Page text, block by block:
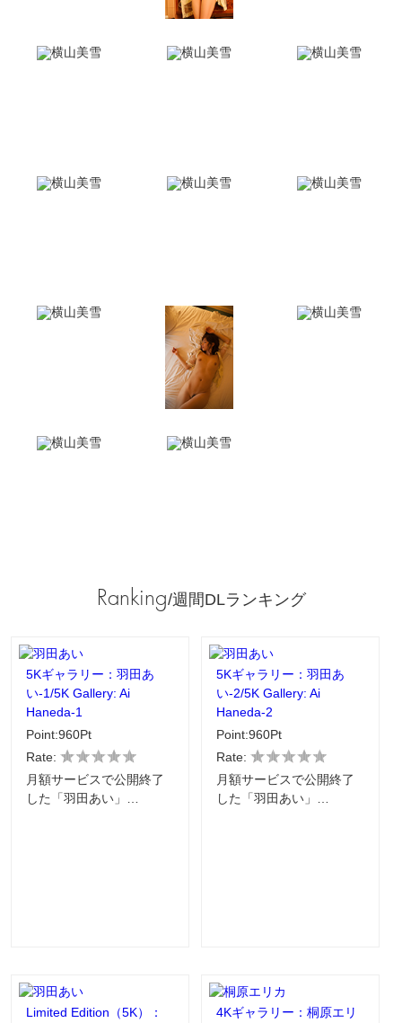
Ranking/週間DLランキング
5Kギャラリー：羽田あ
い-1/5K Gallery: Ai
Haneda-1
Point:960Pt
Rate:
月額サービスで公開終了
した「羽田あい」…
5Kギャラリー：羽田あ
い-2/5K Gallery: Ai
Haneda-2
Point:960Pt
Rate:
月額サービスで公開終了
した「羽田あい」…
Limited Edition（5K）：
4Kギャラリー：桐原エリ